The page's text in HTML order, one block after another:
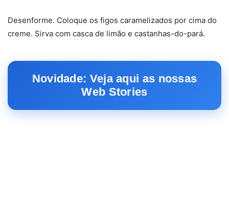
Desenforme. Coloque os figos caramelizados por cima do
creme. Sirva com casca de limão e castanhas-do-pará.
Novidade: Veja aqui as nossas
Web Stories